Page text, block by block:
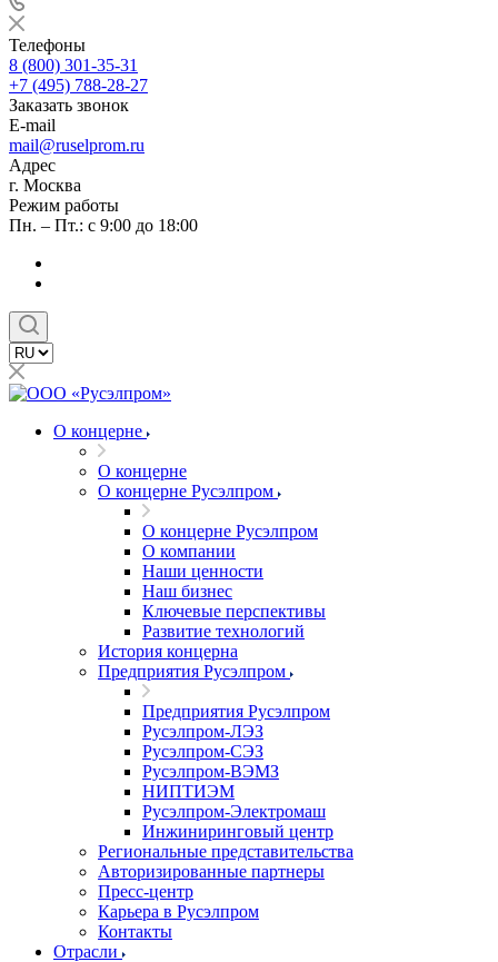
Телефоны
8 (800) 301-35-31
+7 (495) 788-28-27
Заказать звонок
E-mail
mail@ruselprom.ru
Адрес
г. Москва
Режим работы
Пн. – Пт.: с 9:00 до 18:00
О концерне
О концерне
О концерне Русэлпром
О концерне Русэлпром
О компании
Наши ценности
Наш бизнес
Ключевые перспективы
Развитие технологий
История концерна
Предприятия Русэлпром
Предприятия Русэлпром
Русэлпром-ЛЭЗ
Русэлпром-СЭЗ
Русэлпром-ВЭМЗ
НИПТИЭМ
Русэлпром-Электромаш
Инжиниринговый центр
Региональные представительства
Авторизированные партнеры
Пресс-центр
Карьера в Русэлпром
Контакты
Отрасли